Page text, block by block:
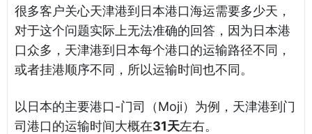
很多客户关心天津港到日本港口海运需要多少天，
对于这个问题实际上无法准确的回答，因为日本港
口众多，天津港到日本每个港口的运输路径不同，
或者挂港顺序不同，所以运输时间也不同。
以日本的主要港口-门司（Moji）为例，天津港到门
司港口的运输时间大概在31天左右。